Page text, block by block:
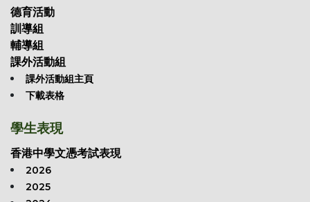
德育活動
訓導組
輔導組
課外活動組
課外活動組主頁
下載表格
學生表現
香港中學文憑考試表現
2026
2025